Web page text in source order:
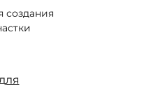
создания